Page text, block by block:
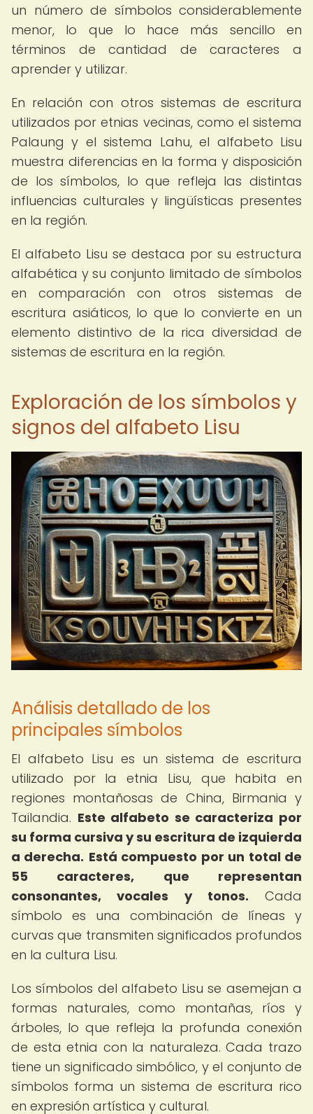
un número de símbolos considerablemente
menor, lo que lo hace más sencillo en
términos de cantidad de caracteres a
aprender y utilizar.
En relación con otros sistemas de escritura
utilizados por etnias vecinas, como el sistema
Palaung y el sistema Lahu, el alfabeto Lisu
muestra diferencias en la forma y disposición
de los símbolos, lo que refleja las distintas
influencias culturales y lingüísticas presentes
en la región.
El alfabeto Lisu se destaca por su estructura
alfabética y su conjunto limitado de símbolos
en comparación con otros sistemas de
escritura asiáticos, lo que lo convierte en un
elemento distintivo de la rica diversidad de
sistemas de escritura en la región.
Exploración de los símbolos y
signos del alfabeto Lisu
Análisis detallado de los
principales símbolos
El alfabeto Lisu es un sistema de escritura
utilizado por la etnia Lisu, que habita en
regiones montañosas de China, Birmania y
Tailandia. Este alfabeto se caracteriza por
su forma cursiva y su escritura de izquierda
a derecha. Está compuesto por un total de
55 caracteres, que representan
consonantes, vocales y tonos. Cada
símbolo es una combinación de líneas y
curvas que transmiten significados profundos
en la cultura Lisu.
Los símbolos del alfabeto Lisu se asemejan a
formas naturales, como montañas, ríos y
árboles, lo que refleja la profunda conexión
de esta etnia con la naturaleza. Cada trazo
tiene un significado simbólico, y el conjunto de
símbolos forma un sistema de escritura rico
en expresión artística y cultural.